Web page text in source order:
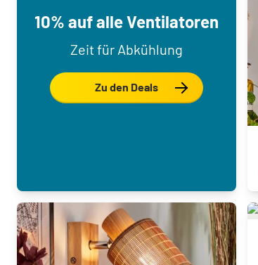
10% auf alle Ventilatoren
Zeit für Abkühlung
Zu den Deals